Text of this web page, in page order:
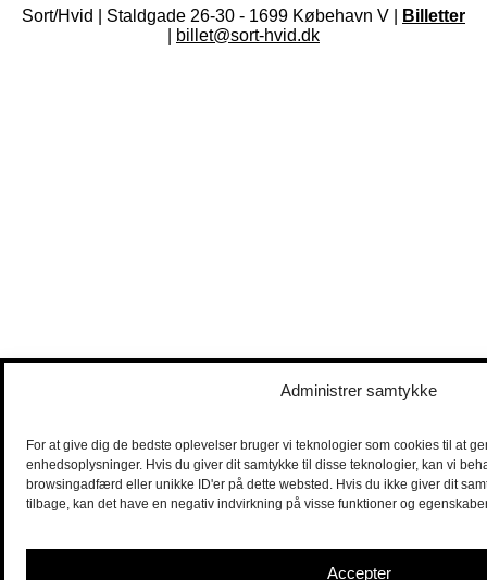
Administrer samtykke
For at give dig de bedste oplevelser bruger vi teknologier som cookies til at
enhedsoplysninger. Hvis du giver dit samtykke til disse teknologier, kan vi
browsingadfærd eller unikke ID'er på dette websted. Hvis du ikke giver dit
tilbage, kan det have en negativ indvirkning på visse funktioner og
Accepter
Sort/Hvid | Staldgade 26-30 - 1699 Købehavn V |
Billetter
billet@sort-hvid.dk